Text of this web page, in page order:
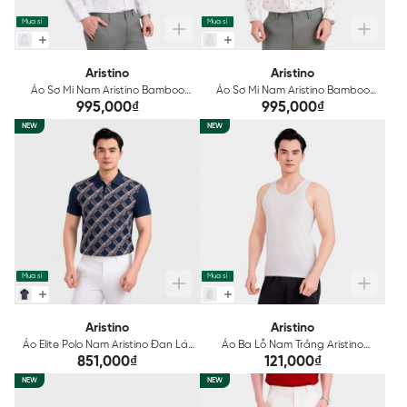
Mua sỉ
Aristino
Áo Sơ Mi Nam Aristino Bamboo
Regular Fit ALS576S0H2
995,000₫
Mua sỉ
Aristino
Áo Sơ Mi Nam Aristino Bamboo
ALS575S0H2
995,000₫
NEW
Mua sỉ
Aristino
Áo Elite Polo Nam Aristino Đan Lát
APS606EDP01
851,000₫
NEW
Mua sỉ
Aristino
Áo Ba Lỗ Nam Trắng Aristino
Cotton ATT600EDP01
121,000₫
NEW NEW